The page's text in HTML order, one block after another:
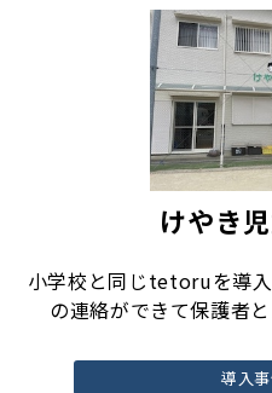
けやき
小学校と同じtetoruを導
の連絡ができて保護者
導入